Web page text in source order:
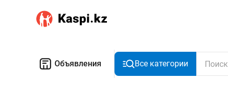
Объявления Все категории